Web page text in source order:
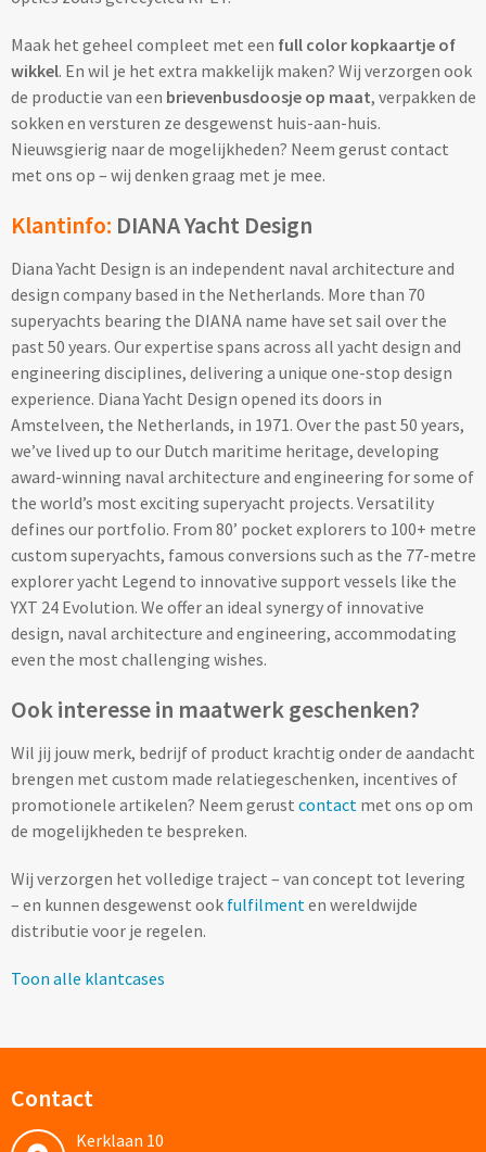
Wijnfles tasjes bedrukken
Opbergtasjes & Kadotasjes bedrukken
Alle tassen
Eten & Drinken
Drinkflessen & Waterflesjes
Drink- & Waterflessen bedrukken
Drinkflessen met karabijnhaak
Glazen drinkflessen bedrukken
Thermosflessen bedrukken
Sportflessen & Bidons bedrukken
Opvouwbare drinkflessen bedrukken
Waterflesjes bedrukken
Mokken & Bekers
Reis- & Thermosbekers bedrukken
Mokken & Kopjes bedrukken
Bekers bedrukken
Drinkglazen & Karaffen
Drinkglazen & Theeglazen bedrukken
Bierglazen bedrukken
Custom made dekens & plaids
Custom made keukenschorten
Custom made onderzetters
Custom made plantjes & zaadpapier
Overig
Overig
Custom made paraplu's
Custom made drinkflessen
Custom made knuffels
Custom made (bad)slippers
Custom made opblaas artikelen
Custom made auto zonneschermen
Offerte + Visual opvragen
Offerte + Visual opvragen
Vraaghiervrijblijvend je offerte + digitale visual op
Maak het geheel compleet met een full color kopkaartje of
wikkel. En wil je het extra makkelijk maken? Wij verzorgen ook
de productie van een brievenbusdoosje op maat, verpakken de
sokken en versturen ze desgewenst huis-aan-huis.
Nieuwsgierig naar de mogelijkheden? Neem gerust contact
met ons op – wij denken graag met je mee.
Klantinfo: DIANA Yacht Design
Diana Yacht Design is an independent naval architecture and
design company based in the Netherlands. More than 70
superyachts bearing the DIANA name have set sail over the
past 50 years. Our expertise spans across all yacht design and
engineering disciplines, delivering a unique one-stop design
experience. Diana Yacht Design opened its doors in
Amstelveen, the Netherlands, in 1971. Over the past 50 years,
we’ve lived up to our Dutch maritime heritage, developing
award-winning naval architecture and engineering for some of
the world’s most exciting superyacht projects. Versatility
defines our portfolio. From 80’ pocket explorers to 100+ metre
custom superyachts, famous conversions such as the 77-metre
explorer yacht Legend to innovative support vessels like the
YXT 24 Evolution. We offer an ideal synergy of innovative
design, naval architecture and engineering, accommodating
even the most challenging wishes.
Ook interesse in maatwerk geschenken?
Wil jij jouw merk, bedrijf of product krachtig onder de aandacht
brengen met custom made relatiegeschenken, incentives of
promotionele artikelen? Neem gerust contactmet ons op om
de mogelijkheden te bespreken.
Wij verzorgen het volledige traject – van concept tot levering
– en kunnen desgewenst ook fulfilmenten wereldwijde
distributie voor je regelen.
Toon alle klantcases
Contact
Kerklaan 10